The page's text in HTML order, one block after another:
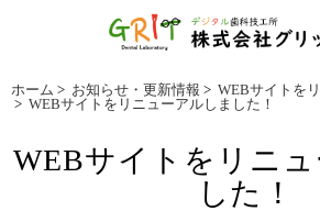
ホーム > お知らせ・更新情報 > WEBサイトを
> WEBサイトをリニューアルしました！
WEBサイトをリニュ
した！